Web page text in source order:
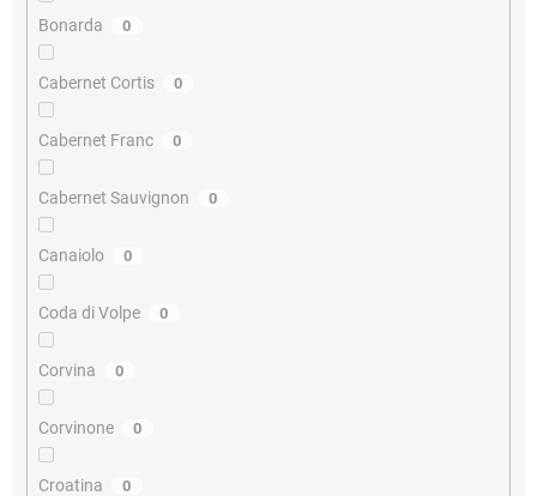
Bonarda 0
Cabernet Cortis 0
Cabernet Franc 0
Cabernet Sauvignon 0
Canaiolo 0
Coda di Volpe 0
Corvina 0
Corvinone 0
Croatina 0